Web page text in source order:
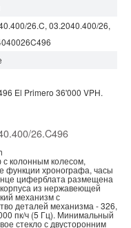
26.C, 03.2040.400/26,
El Primero 36'000 VPH.
26.C496
с колонным колесом,
функции хронографа, часы
циферблата размещена
из нержавеющей
механизм с
деталей механизма - 326,
пк/ч (5 Гц). Минимальный
стекло с двусторонним